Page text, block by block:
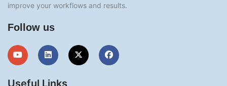
improve your workflows and results.
Follow us
Useful Links